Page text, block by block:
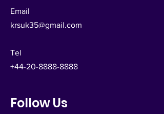
Email
krsuk35@gmail.com
Tel
+44-20-8888-8888
Follow Us